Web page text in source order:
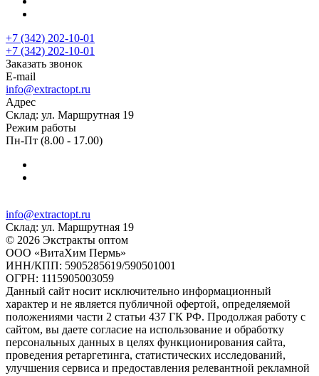
+7 (342) 202-10-01
+7 (342) 202-10-01
Заказать звонок
E-mail
info@extractopt.ru
Адрес
Склад: ул. Маршрутная 19
Режим работы
Пн-Пт (8.00 - 17.00)
info@extractopt.ru
Склад: ул. Маршрутная 19
© 2026 Экстракты оптом
ООО «ВитаХим Пермь»
ИНН/КПП: 5905285619/590501001
ОГРН: 1115905003059
Данный сайт носит исключительно информационный
характер и не является публичной офертой, определяемой
положениями части 2 статьи 437 ГК РФ. Продолжая работу с
сайтом, вы даете согласие на использование и обработку
персональных данных в целях функционирования сайта,
проведения ретаргетинга, статистических исследований,
улучшения сервиса и предоставления релевантной рекламной